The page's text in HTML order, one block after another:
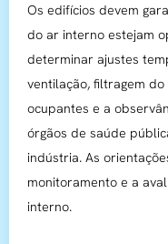
Os edifícios devem
do ar interno estejam
determinar ajustes
ventilação, filtragem
ocupantes e a
órgãos de saúde
indústria. As
monitoramento e a
interno.